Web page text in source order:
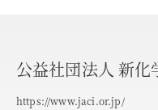
公益社団法人 新
https://www.jaci.or.jp/